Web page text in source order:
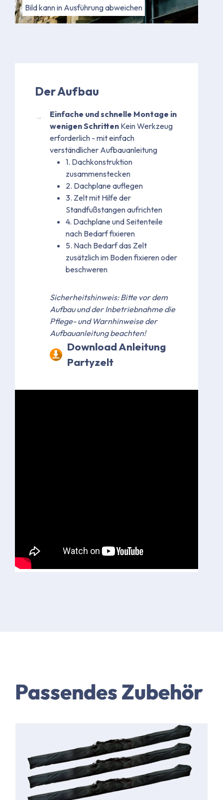
Bild kann in Ausführung abweichen
Der Aufbau
Einfache und schnelle Montage in
wenigen Schritten Kein Werkzeug
erforderlich - mit einfach
verständlicher Aufbauanleitung
1. Dachkonstruktion
zusammenstecken
2. Dachplane auflegen
3. Zelt mit Hilfe der
Standfußstangen aufrichten
4. Dachplane und Seitenteile
nach Bedarf fixieren
5. Nach Bedarf das Zelt
zusätzlich im Boden fixieren oder
beschweren
Sicherheitshinweis: Bitte vor dem
Aufbau und der Inbetriebnahme die
Pflege- und Warnhinweise der
Aufbauanleitung beachten!
Download Anleitung
Partyzelt
Passendes Zubehör